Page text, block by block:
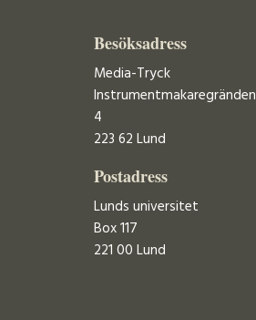
Besöksadress
Media-Tryck
Instrumentmakaregränden
4
223 62 Lund
Postadress
Lunds universitet
Box 117
221 00 Lund